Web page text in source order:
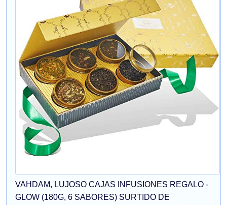
VAHDAM, LUJOSO CAJAS INFUSIONES REGALO -
GLOW (180G, 6 SABORES) SURTIDO DE